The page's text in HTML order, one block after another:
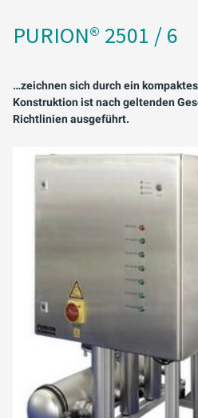
PURION® 2501 / 6
…zeichnen sich durch ein
Konstruktion ist nach geltenden
Richtlinien ausgeführt.